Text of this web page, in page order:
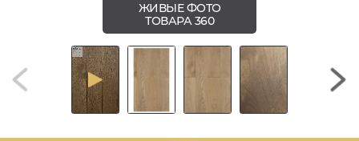
ЖИВЫЕ ФОТО
ТОВАРА 360